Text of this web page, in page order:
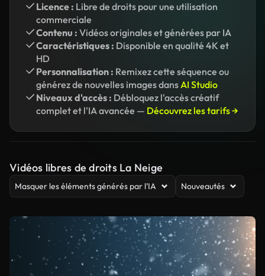
Licence : Libre de droits pour une utilisation
commerciale
Contenu : Vidéos originales et générées par IA
Caractéristiques : Disponible en qualité 4K et
HD
Personnalisation : Remixez cette séquence ou
générez de nouvelles images dansAI Studio
Niveaux d'accès : Débloquez l'accès créatif
complet et l'IA avancée — Découvrez les tarifs →
Vidéos libres de droits La Neige
Masquer les éléments générés par l’IA Nouveautés